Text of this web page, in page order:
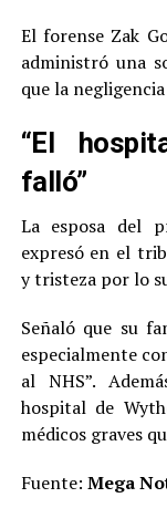
El forense Zak
administró una
que la
“El
falló”
La esposa del
expresó en el
y tristeza por lo
Señaló que su
especialmente
al NHS”.
hospital de
médicos graves
Fuente: Mega